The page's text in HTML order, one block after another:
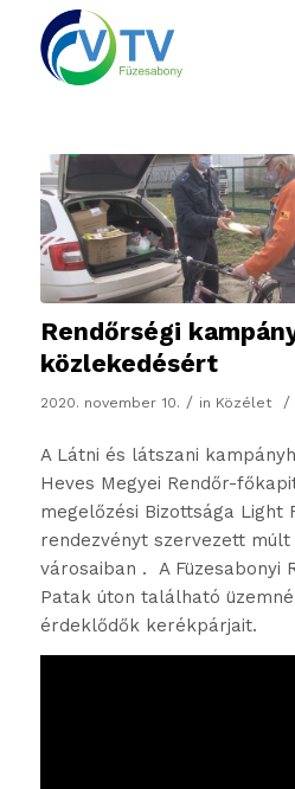
Rendőrségi
közlekedésért
2020. november 10. / in Közélet /
A Látni és látszani
Heves Megyei Rendőr-
megelőzési Bizottsága Light
rendezvényt szervezett
városaiban . A Füzesabonyi
Patak úton található
érdeklődők kerékpárjait.